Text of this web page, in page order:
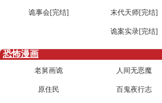
末代天师[完结]
诡事会[完结]
诡案实录[完结]
恐怖漫画
人间无恶魔
老舅画诡
百鬼夜行志
原住民